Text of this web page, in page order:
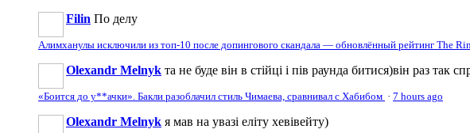
Filin По делу
Алимханулы исключили из топ-10 после допингового скандала — обновлённый рейтинг The
Olexandr Melnyk та не буде він в стійці і пів раунда битися)він раз так
«Боится до у**ачки». Бакли разоблачил стиль Чимаева, сравнивал с Хабибом · 7 hours ago
Olexandr Melnyk я мав на увазі еліту хевівейту)